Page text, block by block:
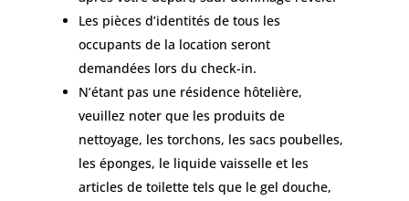
Les pièces d’identités de tous les
occupants de la location seront
demandées lors du check-in.
N’étant pas une résidence hôtelière,
veuillez noter que les produits de
nettoyage, les torchons, les sacs poubelles,
les éponges, le liquide vaisselle et les
articles de toilette tels que le gel douche,